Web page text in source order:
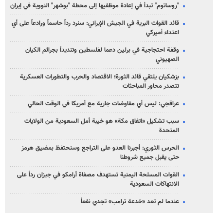
"روساتوم" تبدأ في إعادة موظفيها إلى محطة "بوشهر" النووية في إيران
قائد القوات البرية في الجيش الإيراني: سنرد رداً حاسماً ورادعاً على أي
اعتداء أميركي
وقفة احتجاجية في برلين دعما لفلسطين وتنديداً بجرائم الكيان
الصهیوني
بزشكيان يلتقي قائد الثورة؛ الاقتصاد والحرب والتطورات العسكرية
تتصدر محاور المباحثات
عراقجي: ليس أي مفاوضات جارية مع أمريكا في الوقت الحالي
سبب تشكيل «اتفاق مكة» هو خيبة أمل السعودية من الولايات
المتحدة
الحرس الثوري: أجبرنا العدو على التراجع وسنحتفظ بمضيق هرمز
حتى يقبل جميع شروطنا
القوات المسلحة اليمنية تستهدف مصفاة أرامكو في جيزان رداً على
الانتهاكات السعودية
عندما لم تعد «خدعة ترامب» تجدي نفعاً